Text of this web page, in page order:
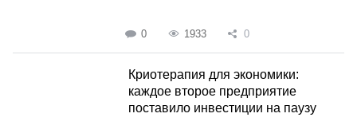
0 1933 0
Криотерапия для экономики:
каждое второе предприятие
поставило инвестиции на паузу